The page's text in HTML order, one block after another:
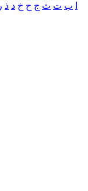
ب ت ث ج ح خ د ذ ر